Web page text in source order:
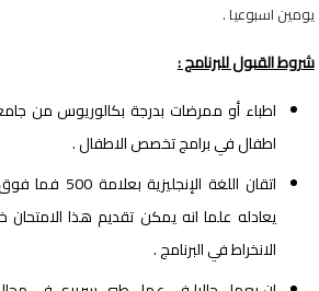
يومين اسبوعيا .
شروط القبول للبرنامج :
اطباء أو ممرضات بدرجة بكالوريوس من
اطفال في برامج تخصص الاطفال .
يعادله علما انه يمكن تقديم هذا
الانخراط في البرنامج .